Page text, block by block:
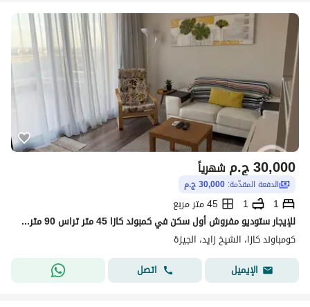
ج.م30,000 شهرياً
الدفعة المقدّمة: 30,000 ج.م
1
1
45 متر مربع
للإيجار ستوديو مفروش أول سكن في كمبوند كازا 45 متر تراس 90 متر الترا سوبر لوكس غرفة نوم موقع مميز إيجار سنوي فقط
كومباوند كازا، الشيخ زايد، الجيزة
الإيميل
اتصل